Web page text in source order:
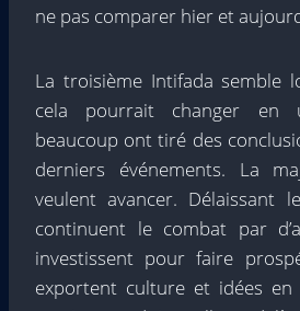
ne pas comparer hier et
La troisième Intifada semble
cela pourrait changer en
beaucoup ont tiré des
derniers événements. La
veulent avancer. Délaissant
continuent le combat par
investissent pour faire
exportent culture et idées en